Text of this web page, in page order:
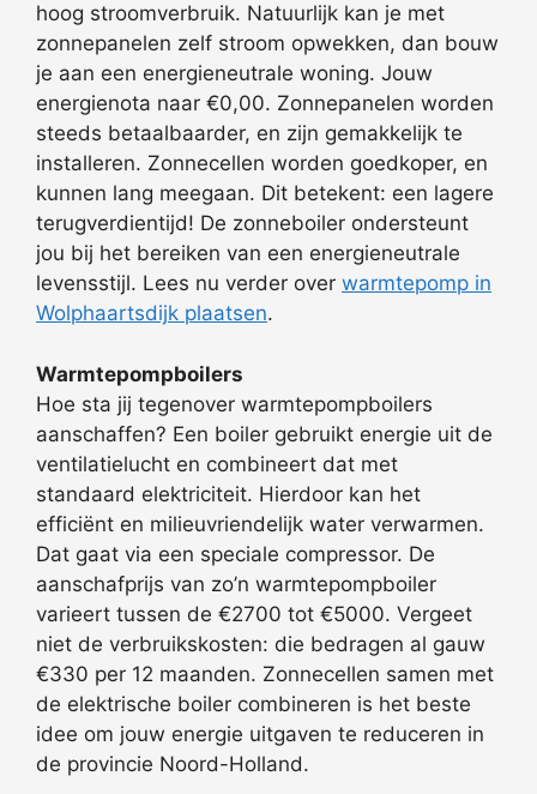
hoog stroomverbruik. Natuurlijk kan je met
zonnepanelen zelf stroom opwekken, dan bouw
je aan een energieneutrale woning. Jouw
energienota naar €0,00. Zonnepanelen worden
steeds betaalbaarder, en zijn gemakkelijk te
installeren. Zonnecellen worden goedkoper, en
kunnen lang meegaan. Dit betekent: een lagere
terugverdientijd! De zonneboiler ondersteunt
jou bij het bereiken van een energieneutrale
levensstijl. Lees nu verder over warmtepomp in
Wolphaartsdijk plaatsen.
Warmtepompboilers
Hoe sta jij tegenover warmtepompboilers
aanschaffen? Een boiler gebruikt energie uit de
ventilatielucht en combineert dat met
standaard elektriciteit. Hierdoor kan het
efficiënt en milieuvriendelijk water verwarmen.
Dat gaat via een speciale compressor. De
aanschafprijs van zo’n warmtepompboiler
varieert tussen de €2700 tot €5000. Vergeet
niet de verbruikskosten: die bedragen al gauw
€330 per 12 maanden. Zonnecellen samen met
de elektrische boiler combineren is het beste
idee om jouw energie uitgaven te reduceren in
de provincie Noord-Holland.